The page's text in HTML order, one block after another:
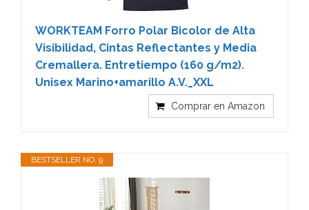
WORKTEAM Forro Polar Bicolor de Alta
Visibilidad, Cintas Reflectantes y Media
Cremallera. Entretiempo (160 g/m2).
Unisex Marino+amarillo A.V._XXL
Comprar en Amazon
BESTSELLER NO. 9